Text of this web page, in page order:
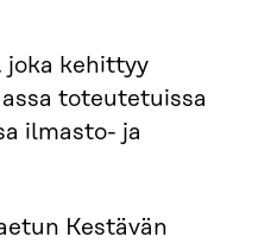
joka kehittyy
toteutetuissa
ilmasto- ja
Kestävän